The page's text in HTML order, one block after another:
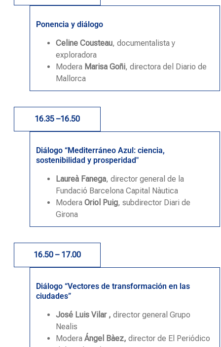
Ponencia y diálogo
Celine Cousteau, documentalista y
exploradora
Modera Marisa Goñi, directora del Diario de
Mallorca
16.35 –16.50
Diálogo “Mediterráneo Azul: ciencia,
sostenibilidad y prosperidad"
Laureà Fanega, director general de la
Fundació Barcelona Capital Nàutica
Modera Oriol Puig, subdirector Diari de
Girona
16.50 – 17.00
Diálogo “Vectores de transformación en las
ciudades”
José Luis Vilar , director general Grupo
Nealis
Modera Ángel Bàez, director de El Periódico